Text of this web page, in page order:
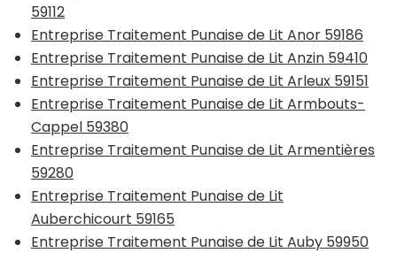
59112
Entreprise Traitement Punaise de Lit Anor 59186
Entreprise Traitement Punaise de Lit Anzin 59410
Entreprise Traitement Punaise de Lit Arleux 59151
Entreprise Traitement Punaise de Lit Armbouts-
Cappel 59380
Entreprise Traitement Punaise de Lit Armentières
59280
Entreprise Traitement Punaise de Lit
Auberchicourt 59165
Entreprise Traitement Punaise de Lit Auby 59950